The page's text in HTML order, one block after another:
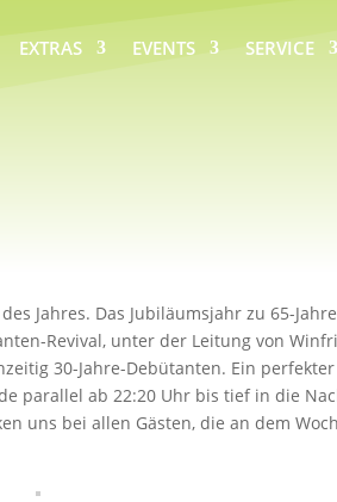
EXTRAS EVENTS SERVICE
Jahres. Das Jubiläumsjahr zu 65-
Revival, unter der Leitung von
30-Jahre-Debütanten. Ein
parallel ab 22:20 Uhr bis tief in die
uns bei allen Gästen, die an dem